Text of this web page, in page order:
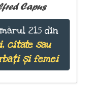
Capus
215 din
citate sau
și femei